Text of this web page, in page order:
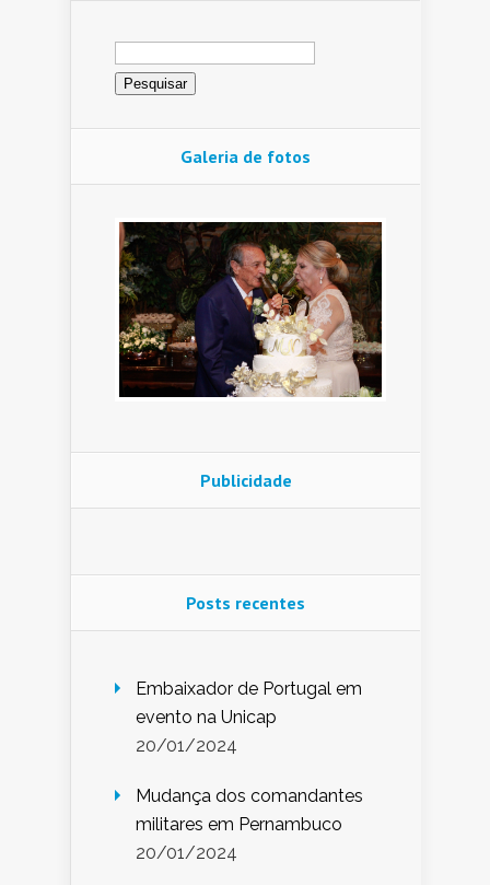
Pesquisar
por:
Galeria de fotos
Publicidade
Posts recentes
Embaixador de Portugal em
evento na Unicap
20/01/2024
Mudança dos comandantes
militares em Pernambuco
20/01/2024